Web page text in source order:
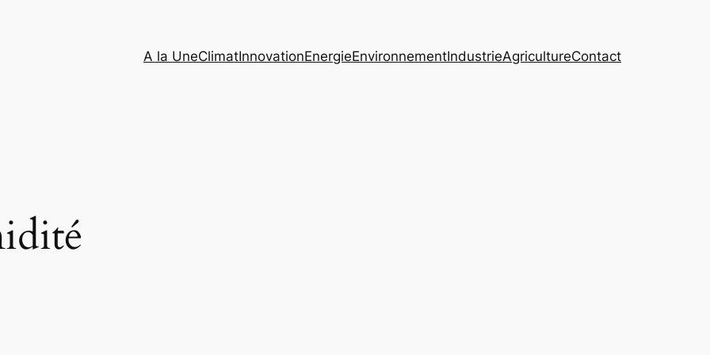
A la UneClimatInnovationEnergieEnvironnementIndustrieAgricultureContact